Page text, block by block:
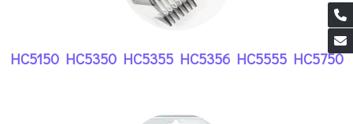
HC5150 HC5350 HC5355 HC5356 HC5555 HC5750